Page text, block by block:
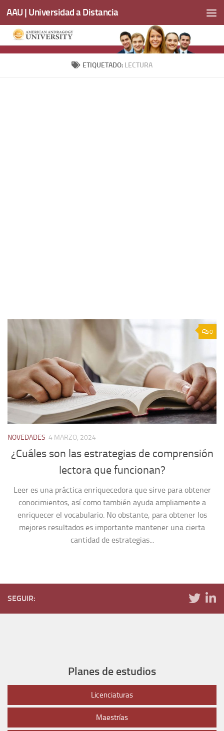
Saltar al contenido
AAU | Universidad a Distancia
ETIQUETADO: LECTURA
0
NOVEDADES 4 MARZO, 2024
¿Cuáles son las estrategias de comprensión
lectora que funcionan?
Leer es una práctica enriquecedora que sirve para obtener
conocimientos, así como también ayuda ampliamente a
enriquecer el vocabulario. No obstante, para obtener los
mejores resultados es importante mantener una cierta
cantidad de estrategias...
SEGUIR:
Planes de estudios
Licenciaturas
Maestrías